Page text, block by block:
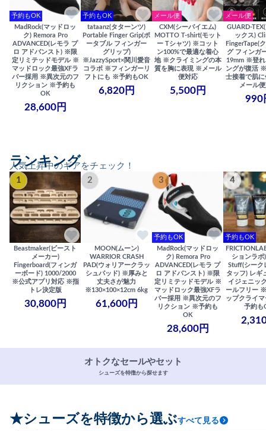
予約もOK
MadRock(マッドロッ
ク) Remora Pro
ADVANCED(レモラ プ
ロ アドバンスト) ※限
定リミテッドモデル ※
マッドロック最強XFラ
バー採用 ※異次元のフ
リクション ※予約も
OK
28,600円
予約もOK
tataanz(タターンツ)
Portable Finger Grip(ポ
ータブル フィンガー
グリップ)
※JazzySport×関川愛音
コラボ ※フィンガーリ
フトにも ※予約もOK
6,820円
メール便
CXM(シーバイエム)
MOTTO T-shirt(モット
ー Tシャツ) ※コット
ン100%で最適な着心
地 ※クライミングの本
質を胸に表現 ※メール
便対応
5,500円
メール便
GUARD-
ックス)
FingerTape(
グ フィンガ
19mm ※登れ
ングが復活
士接着で肌
メール
990
人気上昇中のギアをチェック！
ランキング
1
Beastmaker(ビースト
メーカー)
Fingerboard(フィンガ
ーボード) 1000/2000
※公式アプリ対応 ※指
トレ決定版
30,800円
2
MOON(ムーン)
WARRIOR CRASH
PAD(ウォリアークラッ
シュパッド) ※厚みと
丈夫さが魅力
※130×100×12cm 6kg
61,600円
3
予約もOK
MadRock(マッドロッ
ク) Remora Pro
ADVANCED(レモラ プ
ロ アドバンスト) ※限
定リミテッドモデル ※
マッドロック最強XFラ
バー採用 ※異次元のフ
リクション ※予約も
OK
28,600円
4
予約もOK
ションラボ
Stuff(シーク
タッフ) レギ
イジェニッ
ールフリー
ップクライ
予約も
オトクなセールやセット
シューズを特徴から探せます
★シューズを特徴から選ぶすべて見る